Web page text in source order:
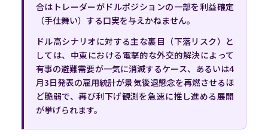
合はトレーダーがドルポジションの一部を利益確定
（手仕舞い）する口実を与えかねません。
ドル高シナリオに対する主な裏目（下落リスク）と
しては、中東における電撃的な外交的解決によって
有事の避難需要が一気に消滅するケース、あるいは4
月3日発表の雇用統計が景気後退懸念を再燃させるほ
ど脆弱で、再び利下げ観測を急速に推し進める展開
が挙げられます。